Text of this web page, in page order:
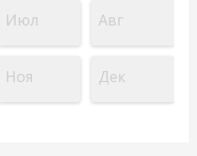
Июл Авг
Ноя Дек